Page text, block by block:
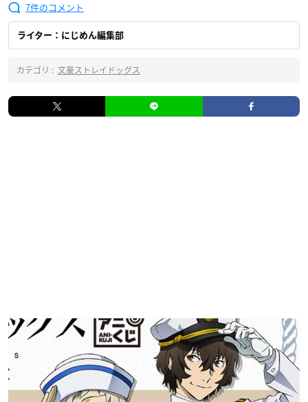
7
ライター：にじめん編集部
カテゴリ : 文豪ストレイドッグス